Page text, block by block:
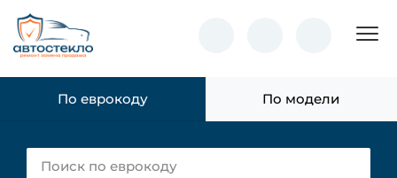
По еврокоду По модели